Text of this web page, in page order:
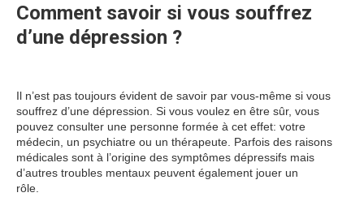
Comment savoir si vous souffrez
d’une dépression ?
Il n’est pas toujours évident de savoir par vous-même si vous
souffrez d’une dépression. Si vous voulez en être sûr, vous
pouvez consulter une personne formée à cet effet: votre
médecin, un psychiatre ou un thérapeute. Parfois des raisons
médicales sont à l’origine des symptômes dépressifs mais
d’autres troubles mentaux peuvent également jouer un
rôle.